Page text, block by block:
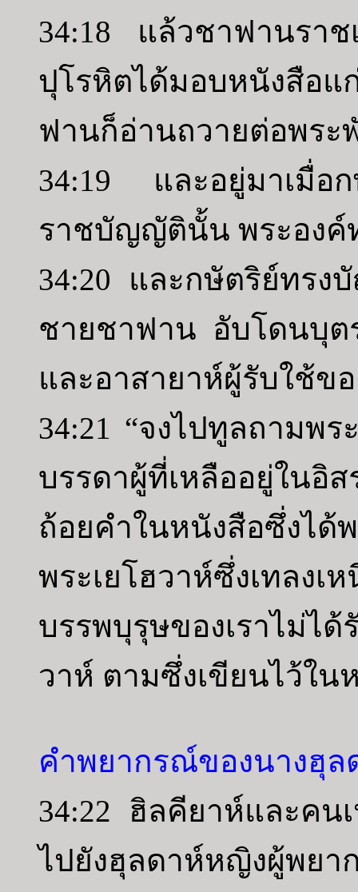
34:18 แล้วชาฟานรา
ปุโรหิตได้มอบหนังสือแ
ฟานก็อ่านถวายต่อพระ
34:19 และอยู่มาเมื่อก
ราชบัญญัตินั้น พระองค์
34:20 และกษัตริย์ทร
ชายชาฟาน อับโดนบุต
และอาสายาห์ผู้รับใช้ข
34:21 “จงไปทูลถามพร
บรรดาผู้ที่เหลืออยู่ในอิ
ถ้อยคำในหนังสือซึ่งได้
พระเยโฮวาห์ซึ่งเทลงเ
บรรพบุรุษของเราไม่ได้
วาห์ ตามซึ่งเขียนไว้ใน
คำพยากรณ์ของนางฮุล
34:22 ฮิลคียาห์และคน
ไปยังฮุลดาห์หญิงผู้พ